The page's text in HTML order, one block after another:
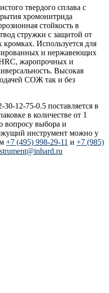
твердого сплава с
хромонитрида
стойкость в
стружки с защитой от
Используется для
и нержавеющих
жаропрочных и
Высокая
СОЖ так и без
12-75-0.5 поставляется в
в количестве от 1
вопросу выбора и
инструмент можно у
+7 (495) 998-29-11 и +7 (985)